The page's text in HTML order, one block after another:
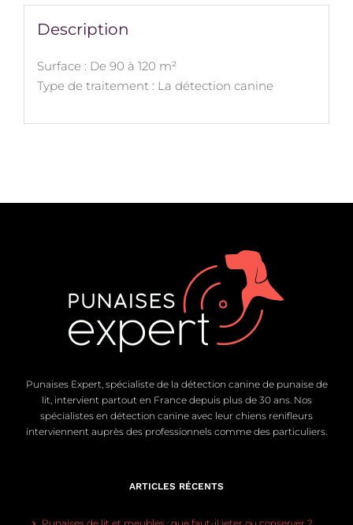
Description
Surface : De 90 à 120 m²
Type de traitement : La détection canine
Punaises Expert, spécialiste de la détection canine de punaise de
lit, intervient partout en France depuis plus de 30 ans. Nos
spécialistes en détection canine avec leur chiens renifleurs
interviennent auprès des professionnels comme des particuliers.
ARTICLES RÉCENTS